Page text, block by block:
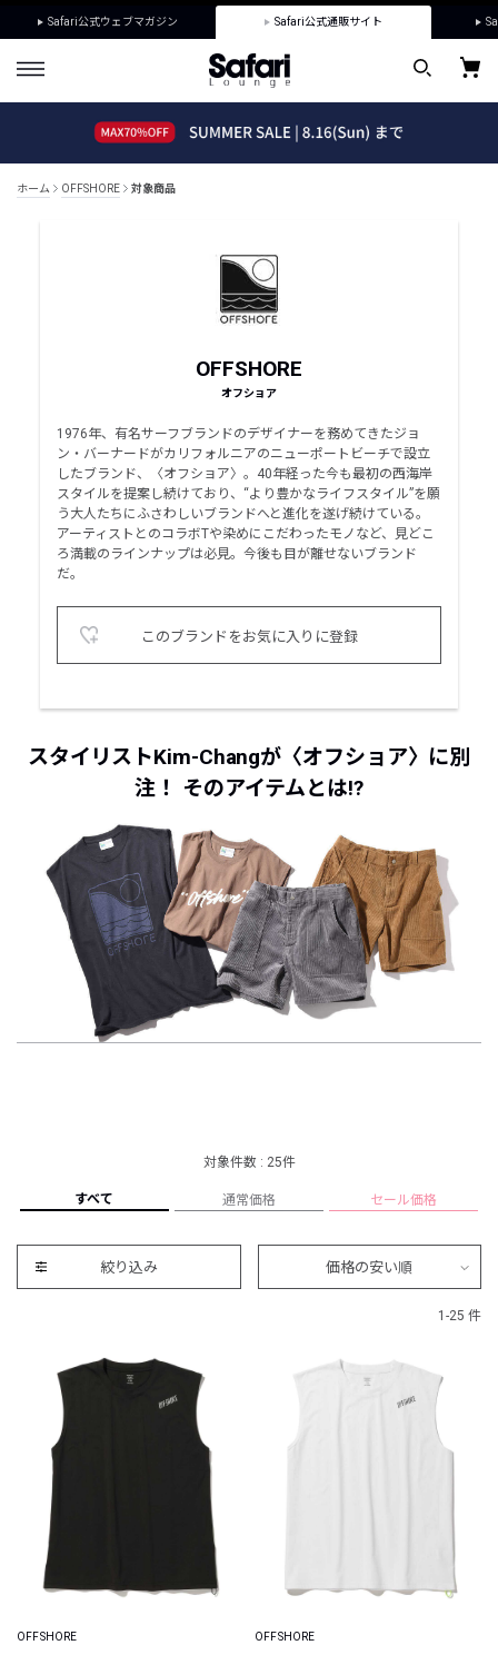
Safari公式ウェブマガジン Safari公式通販サイト
ホーム OFFSHORE 対象商品
OFFSHORE
オフショア
1976年、有名サーフブランドのデザイナーを務めてきたジョ
ン・バーナードがカリフォルニアのニューポートビーチで設立
したブランド、〈オフショア〉。40年経った今も最初の西海岸
スタイルを提案し続けており、“より豊かなライフスタイル”を願
う大人たちにふさわしいブランドへと進化を遂げ続けている。
アーティストとのコラボTや染めにこだわったモノなど、見どこ
ろ満載のラインナップは必見。今後も目が離せないブランド
だ。
このブランドをお気に入りに登録
スタイリストKim-Changが〈オフショア〉に別
注！ そのアイテムとは!?
対象件数 : 25件
すべて 通常価格 セール価格
絞り込み 価格の安い順
1-25 件
OFFSHORE OFFSHORE